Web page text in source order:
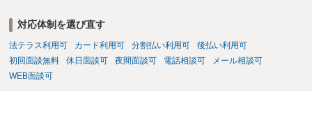
対応体制を選び直す
法テラス利用可 カード利用可 分割払い利用可
後払い利用可
初回面談無料
休日面談可 夜間面談可 電話相談可
メール相談可
WEB面談可